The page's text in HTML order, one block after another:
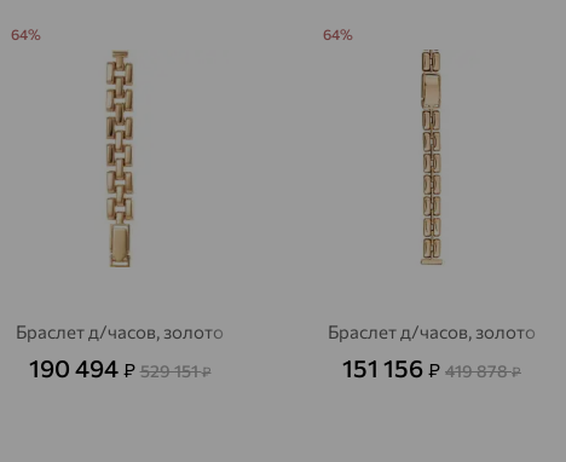
Браслет д/часов, золото
190 494 ₽ 529 151₽
64%
Браслет д/часов, золото
151 156 ₽ 419 878₽
64%